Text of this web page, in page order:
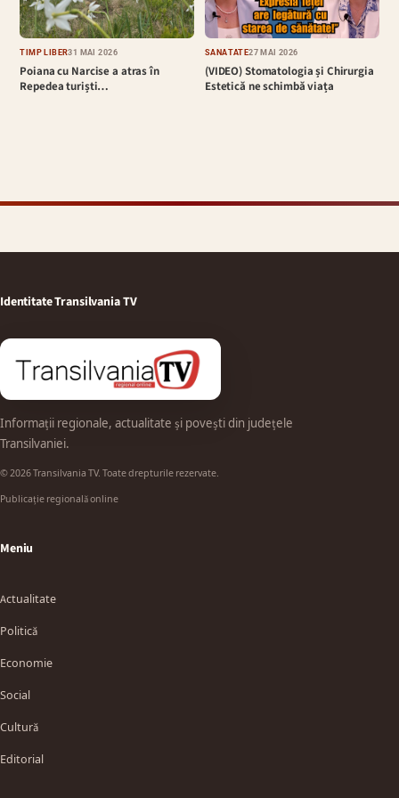
TIMP LIBER31 MAI 2026
Poiana cu Narcise a atras în
Repedea turiști…
SĂNĂTATE27 MAI 2026
(VIDEO) Stomatologia și Chirurgia
Estetică ne schimbă viața
Identitate Transilvania TV
Informații regionale, actualitate și povești din județele
Transilvaniei.
© 2026 Transilvania TV. Toate drepturile rezervate.
Publicație regională online
Meniu
Actualitate
Politică
Economie
Social
Cultură
Editorial